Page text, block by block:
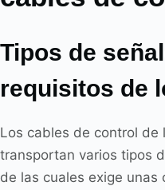
Tipos de
requisitos de
Los cables de control de
transportan varios tipos
de las cuales exige unas